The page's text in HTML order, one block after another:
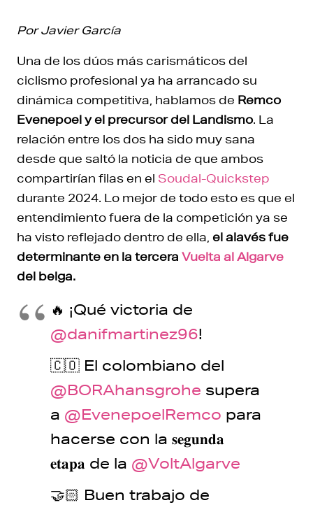
Por Javier García
Una de los dúos más carismáticos del
ciclismo profesional ya ha arrancado su
dinámica competitiva, hablamos de Remco
Evenepoel y el precursor del Landismo. La
relación entre los dos ha sido muy sana
desde que saltó la noticia de que ambos
compartirían filas en el Soudal-Quickstep
durante 2024. Lo mejor de todo esto es que el
entendimiento fuera de la competición ya se
ha visto reflejado dentro de ella, el alavés fue
determinante en la tercera Vuelta al Algarve
del belga.
🔥 ¡Qué victoria de
@danifmartinez96!
🇨🇴 El colombiano del
@BORAhansgrohe supera
a @EvenepoelRemco para
hacerse con la 𝐬𝐞𝐠𝐮𝐧𝐝𝐚
𝐞𝐭𝐚𝐩𝐚 de la @VoltAlgarve
🤝🏻 Buen trabajo de